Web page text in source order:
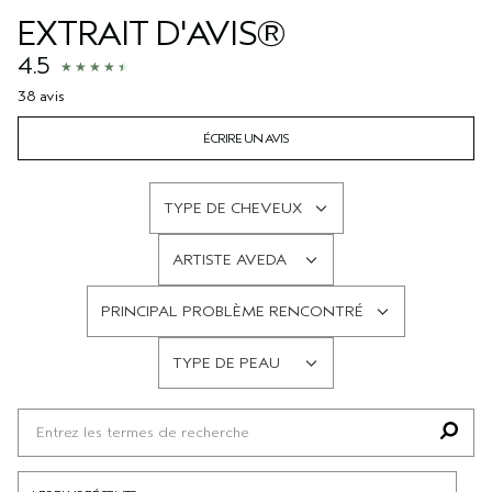
EXTRAIT D'AVIS®
4.5
38 avis
ÉCRIRE UN AVIS
TYPE DE CHEVEUX
FRANÇAIS
ARTISTE AVEDA
FRANÇAIS
PRINCIPAL PROBLÈME RENCONTRÉ
FRANÇAIS
TYPE DE PEAU
FRANÇAIS